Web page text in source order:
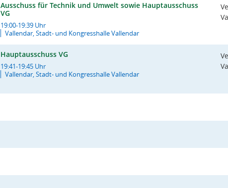
Ausschuss für Technik und Umwelt sowie Hauptausschuss
VG
19:00-19:39 Uhr
Vallendar, Stadt- und Kongresshalle Vallendar
Hauptausschuss VG
19:41-19:45 Uhr
Vallendar, Stadt- und Kongresshalle Vallendar